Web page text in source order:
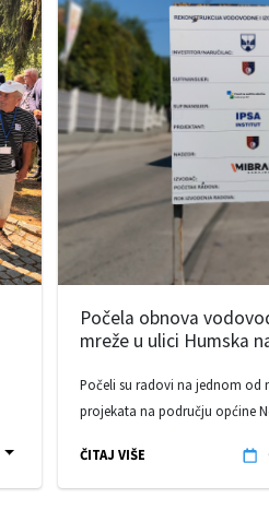
Počela obnova
mreže u ulici Humska
Počeli su radovi na jednom od
projekata na području općine
ČITAJ VIŠE